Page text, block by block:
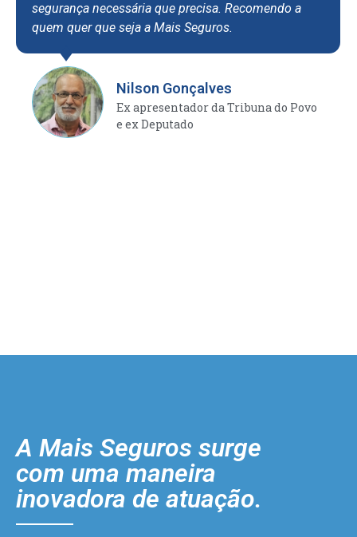
segurança necessária que precisa. Recomendo a
quem quer que seja a Mais Seguros.
Nilson Gonçalves
Ex apresentador da Tribuna do Povo
e ex Deputado
A Mais Seguros surge
com uma maneira
inovadora de atuação.